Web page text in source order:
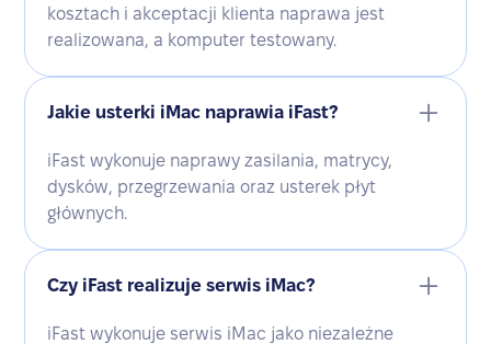
kosztach i akceptacji klienta naprawa jest
realizowana, a komputer testowany.
Jakie usterki iMac naprawia iFast?
iFast wykonuje naprawy zasilania, matrycy,
dysków, przegrzewania oraz usterek płyt
głównych.
Czy iFast realizuje serwis iMac?
iFast wykonuje serwis iMac jako niezależne